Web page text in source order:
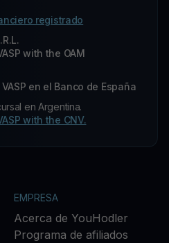
registrado
with the OAM
en el Banco de España
en Argentina.
with the CNV.
EMPRESA
Acerca de YouHodler
Programa de afiliados